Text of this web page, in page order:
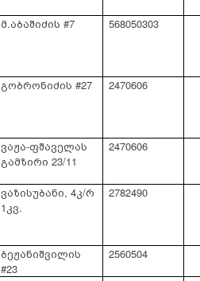
მ.აბაშიძის #7 568050303
გობრონიძის #27 2470606
ვაჟა-ფშაველას
გამზირი 23/11
2470606
ვაზისუბანი, 4კ/რ
1კვ.
2782490
ბეჟანიშვილის
#23
2560504